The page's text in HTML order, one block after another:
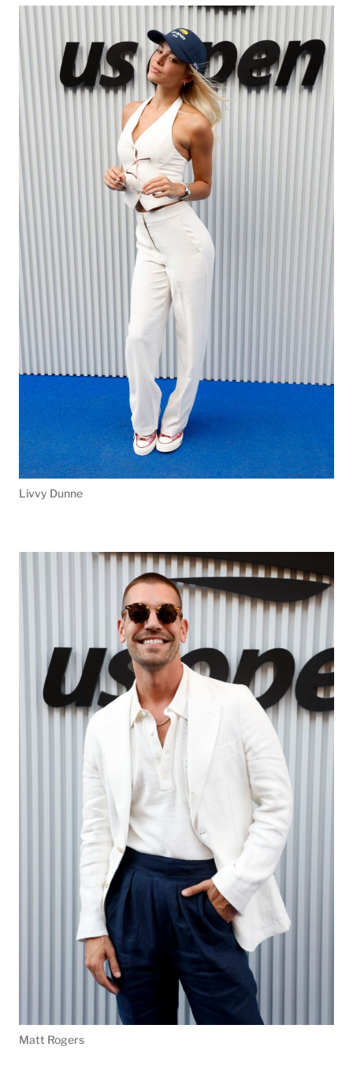
Livvy Dunne
Matt Rogers